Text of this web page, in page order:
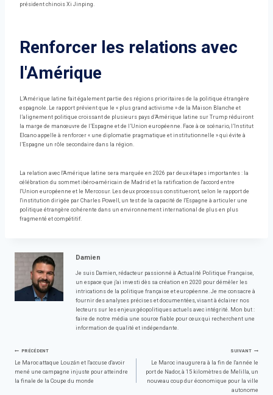
président chinois Xi Jinping.
Renforcer les relations avec
l'Amérique
L’Amérique latine fait également partie des régions prioritaires de la politique étrangère
espagnole. Le rapport prévient que le « plus grand activisme » de la Maison Blanche et
l’alignement politique croissant de plusieurs pays d’Amérique latine sur Trump réduiront
la marge de manœuvre de l’Espagne et de l’Union européenne. Face à ce scénario, l’Institut
Elcano appelle à renforcer « une diplomatie pragmatique et institutionnelle » qui évite à
l’Espagne un rôle secondaire dans la région.
La relation avec l'Amérique latine sera marquée en 2026 par deux étapes importantes : la
célébration du sommet ibéro-américain de Madrid et la ratification de l'accord entre
l'Union européenne et le Mercosur. Les deux processus constitueront, selon le rapport de
l'institution dirigée par Charles Powell, un test de la capacité de l'Espagne à articuler une
politique étrangère cohérente dans un environnement international de plus en plus
fragmenté et compétitif.
Damien
Je suis Damien, rédacteur passionné à Actualité Politique Française,
un espace que j'ai investi dès sa création en 2020 pour démêler les
intrications de la politique française et européenne. Je me consacre à
fournir des analyses précises et documentées, visant à éclairer nos
lecteurs sur les enjeux géopolitiques actuels avec intégrité. Mon but :
faire de notre média une source fiable pour ceux qui recherchent une
information de qualité et indépendante.
Navigation
de
PRÉCÉDENT
Le Maroc attaque Louzán et l'accuse d'avoir
mené une campagne injuste pour atteindre
la finale de la Coupe du monde
SUIVANT
Le Maroc inaugurera à la fin de l'année le
port de Nador, à 15 kilomètres de Melilla, un
nouveau coup dur économique pour la ville
autonome